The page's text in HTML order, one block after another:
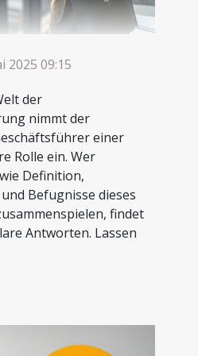
2025 09:15
der
nimmt der
einer
Rolle ein. Wer
Definition,
Befugnisse dieses
findet
Antworten. Lassen